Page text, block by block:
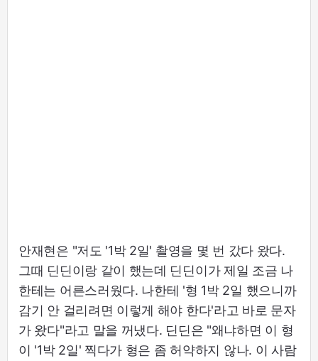
안재현은 "저도 '1박 2일' 촬영을 몇 번 갔다 왔다.
그때 딘딘이랑 같이 했는데 딘딘이가 제일 조금 나
한테는 어른스러웠다. 나한테 '형 1박 2일 했으니까
감기 안 걸리려면 이렇게 해야 한다'라고 바로 문자
가 왔다"라고 말을 꺼냈다. 딘딘은 "왜냐하면 이 형
이 '1박 2일' 찍다가 형은 좀 허약하지 않나. 이 사람